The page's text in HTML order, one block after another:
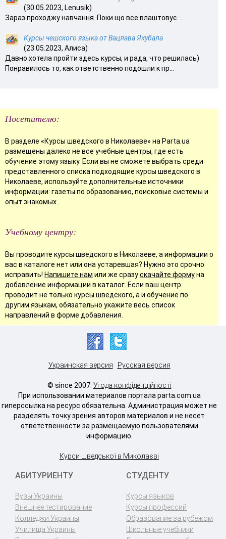
(30.05.2023, Lenusik)
Зараз проходжу навчання. Поки що все влаштовує. ...
Курсы чешского языка от Вацлава Якубала
(23.05.2023, Алиса)
Давно хотела пройти здесь курсы, и рада, что решилась)
Понравилось то, как ответственно подошли к пр...
Посетителю:
В разделе «Курсы шведского в Николаеве» на Parta.ua
размещены далеко не все учебные центры, где есть
обучение этому языку. Если вы не сможете выбрать среди
представленного списка подходящие курсы шведского в
Николаеве, используйте дополнительные источники
информации: газеты по образованию, поисковые системы и
опыт знакомых.
Учебному центру:
Вы проводите курсы шведского в Николаеве, а информации о
вас в каталоге нет или она устаревшая? Нужно это срочно
исправить! Напишите нам или же сразускачайте формуна
добавление информации в каталог. Если ваш центр
проводит не только курсы шведского, а и обучение по
другим языкам, обязательно укажите весь список
направлений в форме добавления.
Украинская версия Русская версия
© since 2007. Угода конфіденційності
При использовании материалов портала parta.com.ua
гиперссылка на ресурс обязательна. Администрация может не
разделять точку зрения авторов материалов и не несет
ответственности за размещаемую пользователями
информацию.
Курси шведської в Миколаєві
АБИТУРИЕНТУ
Вузы Украины
Внешнее тестирование
Колледжи Украины
Училища Украины
СТУДЕНТУ
Курсы языков
Курсы профессий
Образование за рубежом
Школьные учебники